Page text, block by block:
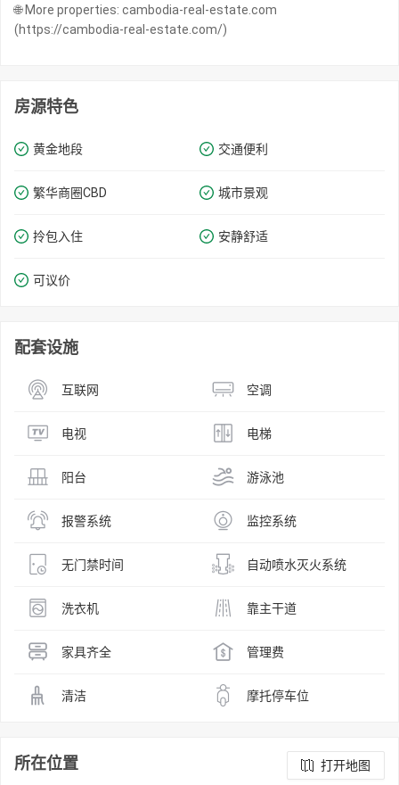
🌐 More properties: cambodia-real-estate.com
(https://cambodia-real-estate.com/)
房源特色
黄金地段 交通便利
繁华商圈​​CBD 城市景观
拎包入住 安静舒适
可议价
配套设施
互联网 空调
电视 电梯
阳台 游泳池
报警系统 监控系统
无门禁时间 自动喷水灭火系统
洗衣机 靠主干道
家具齐全 管理费
清洁 摩托停车位
所在位置
打开地图